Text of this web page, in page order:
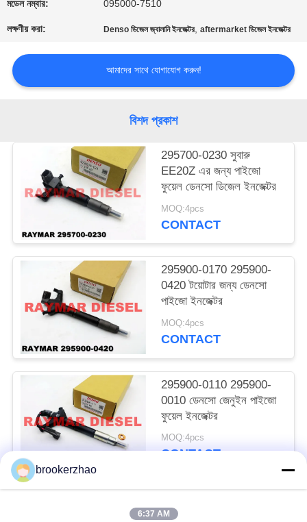
উদ্ধৃতির
জন্য
আবেদন
ম্যাপ
PRIVACY
POLICY
মডেল নম্বার: 095000-7510
লক্ষণীয় করা: Denso ডিজেল জ্বালানি ইনজেক্টর,aftermarket ডিজেল ইনজেক্টর
আমাদের সাথে যোগাযোগ করুন!
বিশদ প্রকাশ
295700-0230 সুবারু
EE20Z এর জন্য পাইজো
ফুয়েল ডেনসো ডিজেল ইনজেক্টর
MOQ:4pcs
CONTACT
295900-0170 295900-
0420 টয়োটার জন্য ডেনসো
পাইজো ইনজেক্টর
MOQ:4pcs
CONTACT
295900-0110 295900-
0010 ডেনসো জেনুইন পাইজো
ফুয়েল ইনজেক্টর
MOQ:4pcs
CONTACT
brookerzhao
6:37 AM